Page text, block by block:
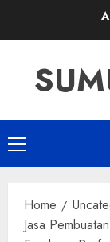
Primary
Menu
Home
Jasa